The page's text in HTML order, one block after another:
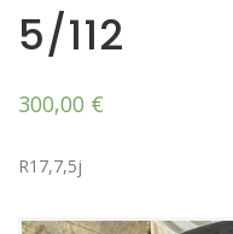
5/112
300,00 €
R17,7,5j